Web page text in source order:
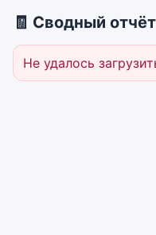
🧾 Сводный отчёт
Не удалось